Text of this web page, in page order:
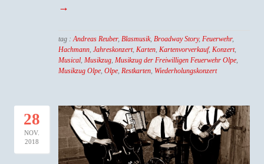
→
tag :Andreas Reuber, Blasmusik, Broadway Story, Feuerwehr,
Hachmann, Jahreskonzert, Karten, Kartenvorverkauf, Konzert,
Musical, Musikzug, Musikzug der Freiwilligen Feuerwehr Olpe,
Musikzug Olpe, Olpe, Restkarten, Wiederholungskonzert
28
NOV.
2018